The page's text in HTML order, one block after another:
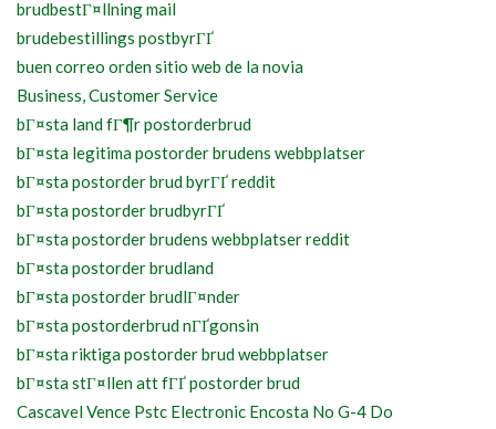
brudbestГ¤llning mail
brudebestillings postbyrГҐ
buen correo orden sitio web de la novia
Business, Customer Service
bГ¤sta land fГ¶r postorderbrud
bГ¤sta legitima postorder brudens webbplatser
bГ¤sta postorder brud byrГҐ reddit
bГ¤sta postorder brudbyrГҐ
bГ¤sta postorder brudens webbplatser reddit
bГ¤sta postorder brudland
bГ¤sta postorder brudlГ¤nder
bГ¤sta postorderbrud nГҐgonsin
bГ¤sta riktiga postorder brud webbplatser
bГ¤sta stГ¤llen att fГҐ postorder brud
Cascavel Vence Pstc Electronic Encosta No G-4 Do